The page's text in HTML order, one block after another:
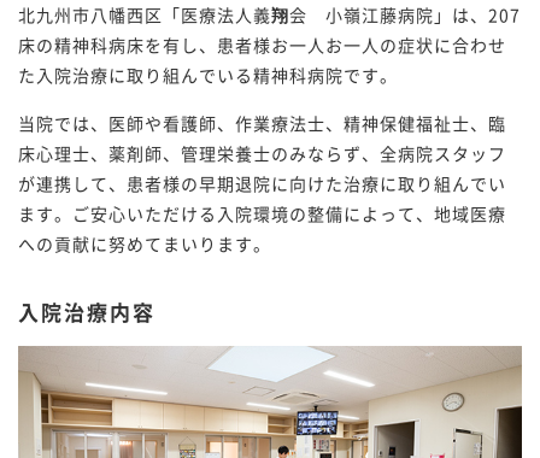
北九州市八幡西区「医療法人義翔会 小嶺江藤病院」は、207
床の精神科病床を有し、患者様お一人お一人の症状に合わせ
た入院治療に取り組んでいる精神科病院です。
当院では、医師や看護師、作業療法士、精神保健福祉士、臨
床心理士、薬剤師、管理栄養士のみならず、全病院スタッフ
が連携して、患者様の早期退院に向けた治療に取り組んでい
ます。ご安心いただける入院環境の整備によって、地域医療
への貢献に努めてまいります。
入院治療内容